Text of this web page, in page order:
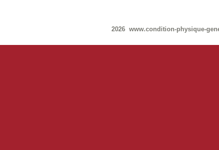
2026 www.condition-physique-